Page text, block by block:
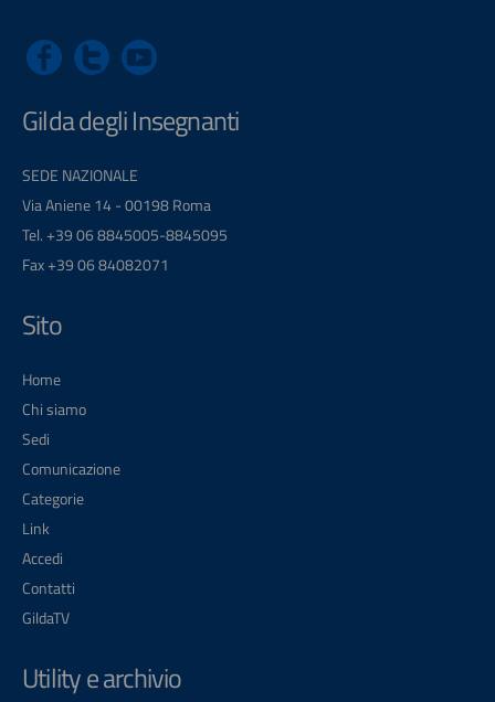
Gilda degli Insegnanti
SEDE NAZIONALE
Via Aniene 14 - 00198 Roma
Tel. +39 06 8845005-8845095
Fax +39 06 84082071
Sito
Home
Chi siamo
Sedi
Comunicazione
Categorie
Link
Accedi
Contatti
GildaTV
Utility e archivio